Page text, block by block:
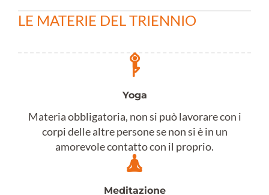
LE MATERIE DEL TRIENNIO
Yoga
Materia obbligatoria, non si può lavorare con i
corpi delle altre persone se non si è in un
amorevole contatto con il proprio.
Meditazione